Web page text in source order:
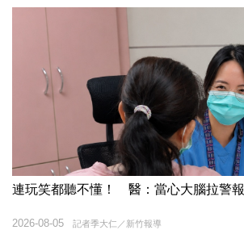
連玩笑都聽不懂！ 醫：當心大腦拉警報
記者季大仁／新竹報導
2026-08-05